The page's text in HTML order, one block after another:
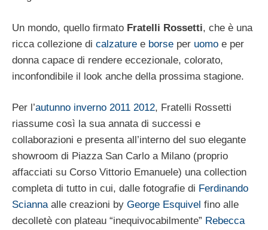
Un mondo, quello firmato Fratelli Rossetti, che è una
ricca collezione di calzature e borse per uomo e per
donna capace di rendere eccezionale, colorato,
inconfondibile il look anche della prossima stagione.
Per l’autunno inverno 2011 2012, Fratelli Rossetti
riassume così la sua annata di successi e
collaborazioni e presenta all’interno del suo elegante
showroom di Piazza San Carlo a Milano (proprio
affacciati su Corso Vittorio Emanuele) una collection
completa di tutto in cui, dalle fotografie di Ferdinando
Sciannaalle creazioni by George Esquivel fino alle
decolletè con plateau “inequivocabilmente” Rebecca